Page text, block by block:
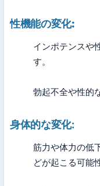
性機能の変化:
インポテンスや
す。
勃起不全や性的
身体的な変化:
筋力や体力の低
どが起こる可能